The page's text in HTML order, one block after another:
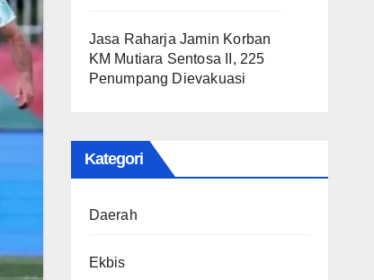
Jasa Raharja Jamin Korban
KM Mutiara Sentosa II, 225
Penumpang Dievakuasi
Kategori
Daerah
Ekbis